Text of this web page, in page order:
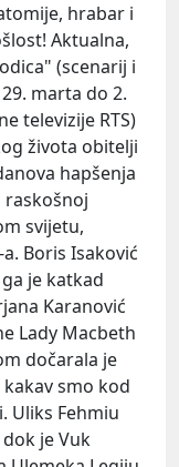
hrabar i
Aktualna,
(scenarij i
marta do 2.
televizije RTS)
života obitelji
hapšenja
raskošnoj
svijetu,
Boris Isaković
je katkad
Karanović
Lady Macbeth
dočarala je
smo kod
Uliks Fehmiu
dok jeVuk